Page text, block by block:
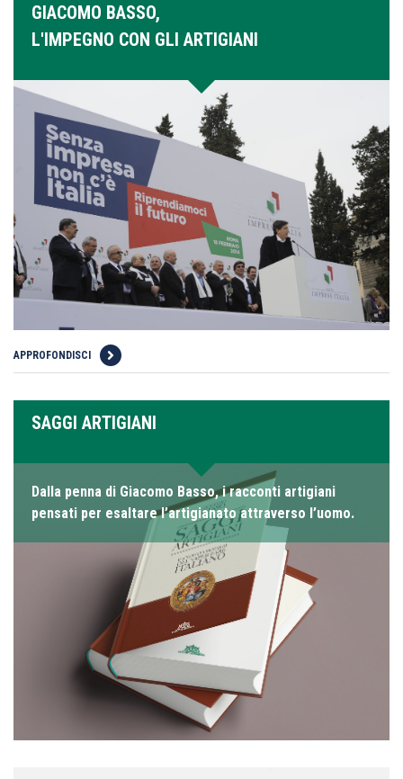
GIACOMO BASSO,
L'IMPEGNO CON GLI ARTIGIANI
APPROFONDISCI
SAGGI ARTIGIANI
Dalla penna di Giacomo Basso, i racconti artigiani
pensati per esaltare l’artigianato attraverso l’uomo.